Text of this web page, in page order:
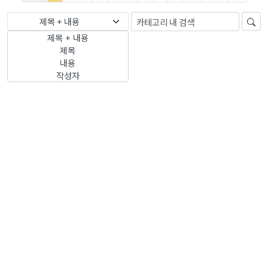
제목 + 내용
제목 + 내용
제목
내용
작성자